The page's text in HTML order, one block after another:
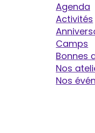
Agenda
Activités
Camps
Bonnes
Nos
Nos